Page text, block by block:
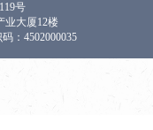
号
业大厦12楼
：4502000035